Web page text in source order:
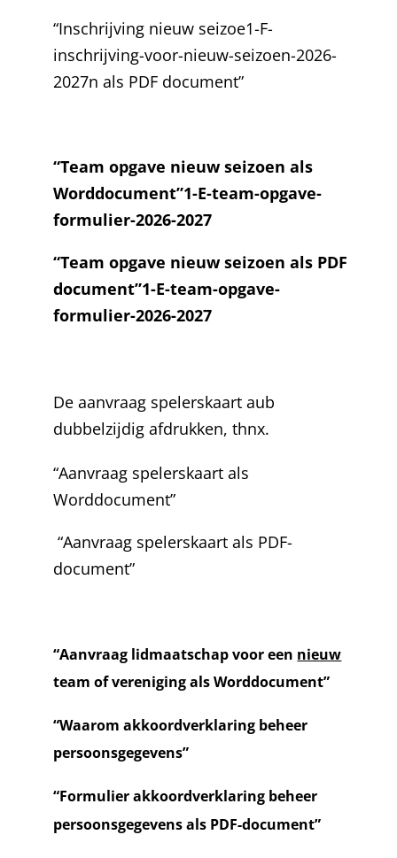
“Inschrijving nieuw seizoe1-F-
inschrijving-voor-nieuw-seizoen-2026-
2027n als PDF document”
“Team opgave nieuw seizoen als
Worddocument”1-E-team-opgave-
formulier-2026-2027
“Team opgave nieuw seizoen als PDF
document”1-E-team-opgave-
formulier-2026-2027
De aanvraag spelerskaart aub
dubbelzijdig afdrukken, thnx.
“Aanvraag spelerskaart als
Worddocument”
“Aanvraag spelerskaart als PDF-
document”
“Aanvraag lidmaatschap voor een nieuw
team of vereniging als Worddocument”
“Waarom akkoordverklaring beheer
persoonsgegevens”
“Formulier akkoordverklaring beheer
persoonsgegevens als PDF-document”